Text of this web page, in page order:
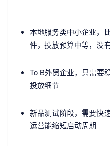
本地服务类中小企业，
件，投放预算中等，没
To B外贸企业，只需要
投放细节
新品测试阶段，需要快
运营能缩短启动周期